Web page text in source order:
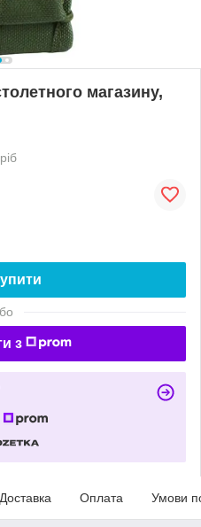
магазину,
з
Доставка Оплата Умови